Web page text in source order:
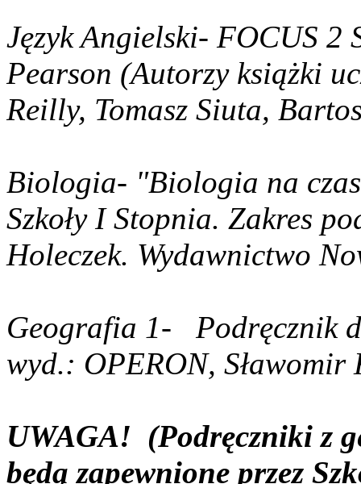
Język Angielski- FOCUS 2
Pearson (Autorzy książki
Reilly, Tomasz Siuta,
Biologia- "Biologia na
Szkoły I Stopnia. Zakres
Holeczek. Wydawnictwo
Geografia 1-
Podręcznik
wyd.: OPERON,
UWAGA! (Podręczniki z
będą zapewnione przez